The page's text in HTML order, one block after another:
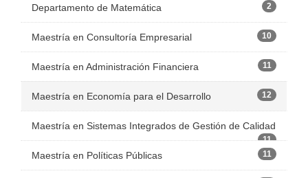
Departamento de Matemática 2
Maestría en Consultoría Empresarial 10
Maestría en Administración Financiera 11
Maestría en Economía para el Desarrollo 12
Maestría en Sistemas Integrados de Gestión de Calidad
11
Maestría en Políticas Públicas 11